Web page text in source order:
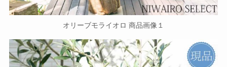
オリーブモライオロ 商品画像１